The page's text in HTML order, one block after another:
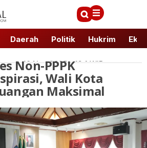
Daerah Politik Hukrim
19 Nov 2025 - 13:1 WIB
Non-PPPK
Wali Kota
Maksimal